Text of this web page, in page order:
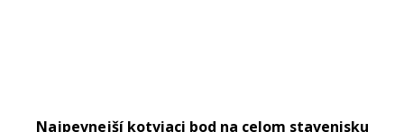
Najpevnejší kotviaci bod na celom stavenisku